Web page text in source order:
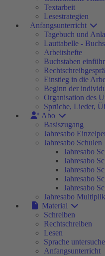
Textarbeit
Lesestrategien
Anfangsunterricht
Tagebuch und
Lauttabelle -
Arbeitshefte
Buchstaben
Einstieg in die
Beginn der
Organisation des
Sprüche, Lieder,
Abo
Basiszugang
Jahresabo
Jahresabo Schulen
Jahresabo
Jahresabo
Jahresabo
Jahresabo
Jahresabo
Jahresabo
Material
Schreiben
Rechtschreiben
Lesen
Sprache
Anfangsunterricht